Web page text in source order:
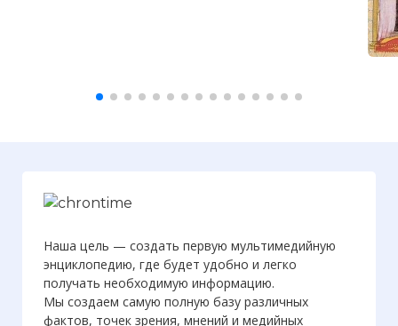
Наша цель — создать первую мультимедийную
энциклопедию, где будет удобно и легко
получать необходимую информацию.
Мы создаем самую полную базу различных
фактов, точек зрения, мнений и медийных